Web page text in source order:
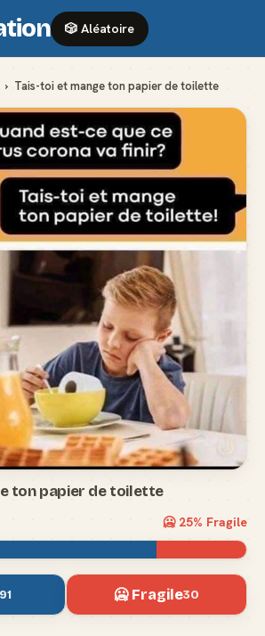
🎲 Aléatoire
› Tais-toi et mange ton papier de toilette
ton papier de toilette
🥶 25% Fragile
🥶 Fragile30